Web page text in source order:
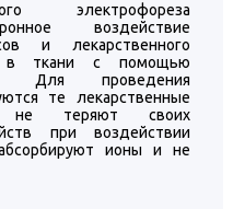
электрофореза
воздействие
и лекарственного
в ткани с помощью
Для проведения
те лекарственные
не теряют своих
при воздействии
ионы и не